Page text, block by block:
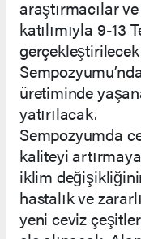
araştırmacılar
katılımıyla 9-13
üretiminde
yatırılacak.
Sempozyumda
kaliteyi
iklim
hastalık ve
yeni ceviz